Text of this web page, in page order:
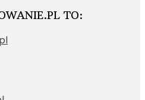
TO: